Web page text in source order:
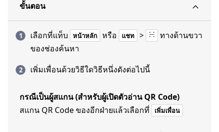
ขั้นตอน
เลือกที่แท็บ หน้าหลัก หรือ แชท >
ทางด้านขวา
ของช่องค้นหา
เพิ่มเพื่อนด้วยวิธีใดวิธีหนึ่งดังต่อไปนี้
กรณีเป็นผู้สแกน (สำหรับผู้เปิดตัวอ่าน QR Code)
สแกน QR Code ของอีกฝ่ายแล้วเลือกที่
เพิ่มเพื่อน